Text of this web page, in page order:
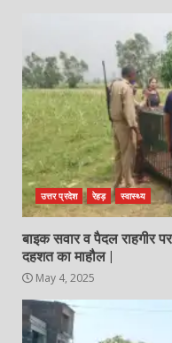
उत्तर प्रदेश रेहड़ स्वास्थ्य
बाइक सवार व पैदल राहगीर
दहशत का माहौल |
May 4, 2025